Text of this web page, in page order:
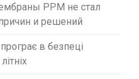
PPM не стал
и решений
в безпеці